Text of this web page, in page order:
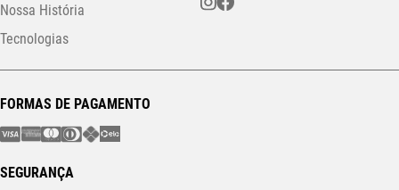
Nossa História
Tecnologias
FORMAS DE PAGAMENTO
SEGURANÇA